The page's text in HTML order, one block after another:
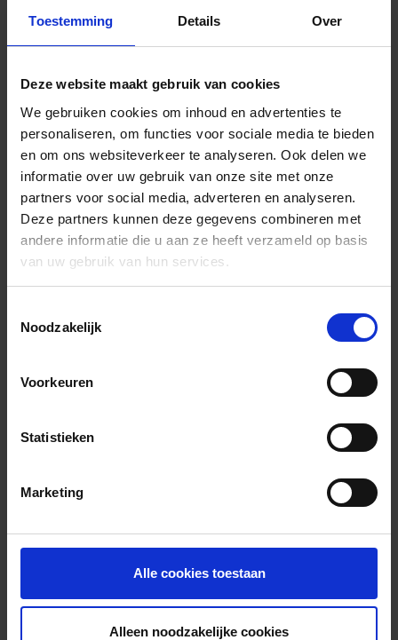
Toestemming Details Over
Deze website maakt gebruik van cookies
We gebruiken cookies om inhoud en advertenties te
personaliseren, om functies voor sociale media te bieden
en om ons websiteverkeer te analyseren. Ook delen we
informatie over uw gebruik van onze site met onze
partners voor social media, adverteren en analyseren.
Deze partners kunnen deze gegevens combineren met
andere informatie die u aan ze heeft verzameld op basis
van uw gebruik van hun services.
Noodzakelijk
Voorkeuren
Statistieken
Marketing
Alle cookies toestaan
Alleen noodzakelijke cookies